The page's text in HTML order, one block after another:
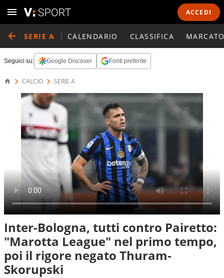
ACCEDI
SERIE A CALENDARIO CLASSIFICA
Seguici su: Google Discover Fonti preferite
CALCIO SERIE A
Inter-Bologna, tutti contro Pairetto:
"Marotta League" nel primo tempo,
poi il rigore negato Thuram-
Skorupski